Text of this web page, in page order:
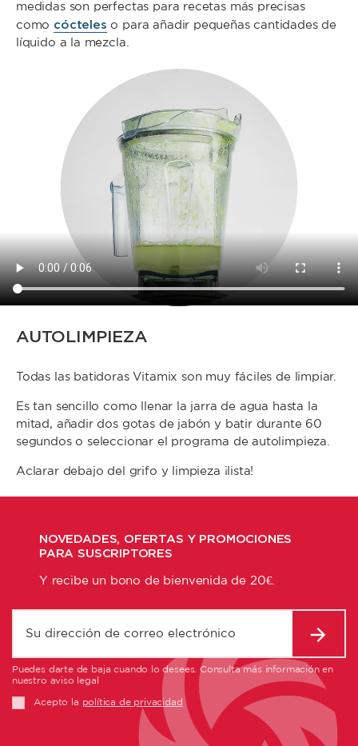
medidas son perfectas para recetas más precisas
como cócteles o para añadir pequeñas cantidades de
líquido a la mezcla.
AUTOLIMPIEZA
Todas las batidoras Vitamix son muy fáciles de limpiar.
Es tan sencillo como llenar la jarra de agua hasta la
mitad, añadir dos gotas de jabón y batir durante 60
segundos o seleccionar el programa de autolimpieza.
Aclarar debajo del grifo y limpieza ¡lista!
NOVEDADES, OFERTAS Y PROMOCIONES
PARA SUSCRIPTORES
Y recibe un bono de bienvenida de 20€.
Puedes darte de baja cuando lo desees. Consulta más información en
nuestro aviso legal
Acepto la política de privacidad